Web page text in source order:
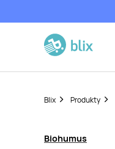
Blix Produkty
Biohumus